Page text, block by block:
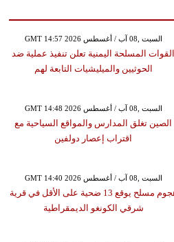
GMT 14:57 2026 السبت ,08 آب / أغسطس
القوات المسلحة اليمنية تعلن تنفيذ عملية ضد
الحوثيين والميليشيات التابعة لهم
GMT 14:48 2026 السبت ,08 آب / أغسطس
الصين تغلق المدارس والمواقع السياحية مع
اقتراب إعصار دولفين
GMT 14:40 2026 السبت ,08 آب / أغسطس
هجوم مسلح يوقع 13 ضحية على الأقل في قرية
شرقي الكونغو الديمقراطية